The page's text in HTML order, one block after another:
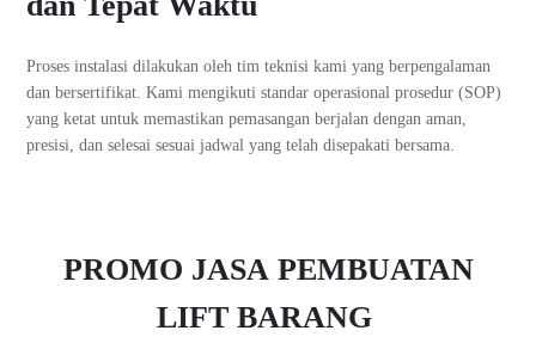
Proses instalasi dilakukan oleh tim teknisi kami yang berpengalaman
dan bersertifikat. Kami mengikuti standar operasional prosedur (SOP)
yang ketat untuk memastikan pemasangan berjalan dengan aman,
presisi, dan selesai sesuai jadwal yang telah disepakati bersama.
PROMO JASA PEMBUATAN
LIFT BARANG